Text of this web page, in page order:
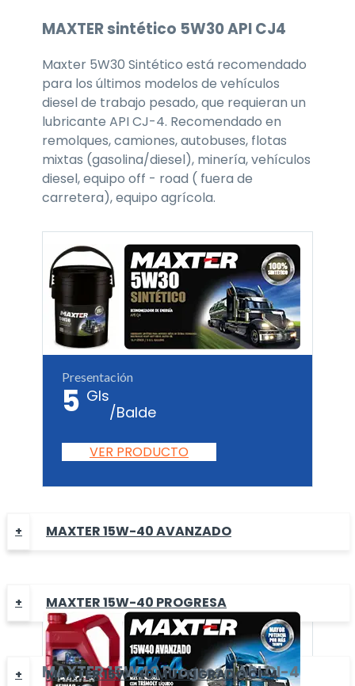
MAXTERsintético 5W30API CJ4
Maxter 5W30 Sintético está recomendado
para los últimos modelos de vehículos
diesel de trabajo pesado, que requieran un
lubricante API CJ-4. Recomendado en
remolques, camiones, autobuses, flotas
mixtas (gasolina/diesel), minería, vehículos
diesel, equipo off - road ( fuera de
carretera), equipo agrícola.
Presentación
5 Gls
/Balde
VER PRODUCTO
MAXTER 15W-40 AVANZADO
MAXTER 15W-40 PROGRESA
MAXTER15W40 ProgresaAPI CI-4
MAXTER 15W-40 MULTÍGRADO CI-4